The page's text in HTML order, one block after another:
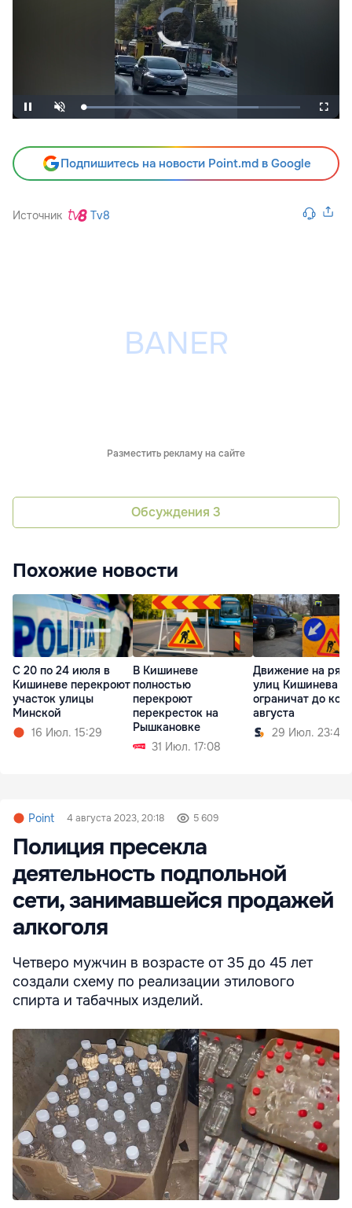
Подпишитесь на новости Point.md в Google
Источник Tv8
Разместить рекламу на сайте
Обсуждения 3
Похожие новости
С 20 по 24 июля в
Кишиневе перекроют
участок улицы
Минской
16 Июл. 15:29
В Кишиневе
полностью
перекроют
перекресток на
Рышкановке
31 Июл. 17:08
Движение на
улиц Кишинева
ограничат до
августа
29 Июл. 23:44
Point 4 августа 2023, 20:18 5 609
Полиция пресекла
деятельность подпольной
сети, занимавшейся продажей
алкоголя
Четверо мужчин в возрасте от 35 до 45 лет
создали схему по реализации этилового
спирта и табачных изделий.